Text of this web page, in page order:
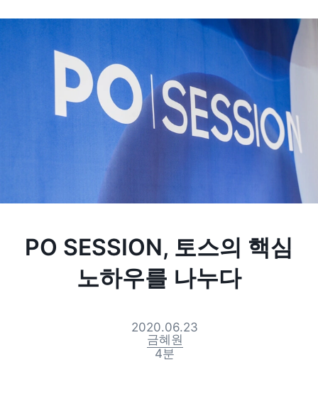
PO SESSION, 토스의 핵심
노하우를 나누다
2020.06.23
금혜원
4분